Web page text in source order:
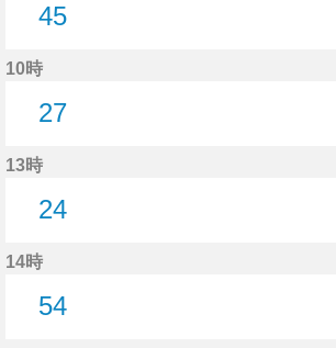
45
10時
27
13時
24
14時
54